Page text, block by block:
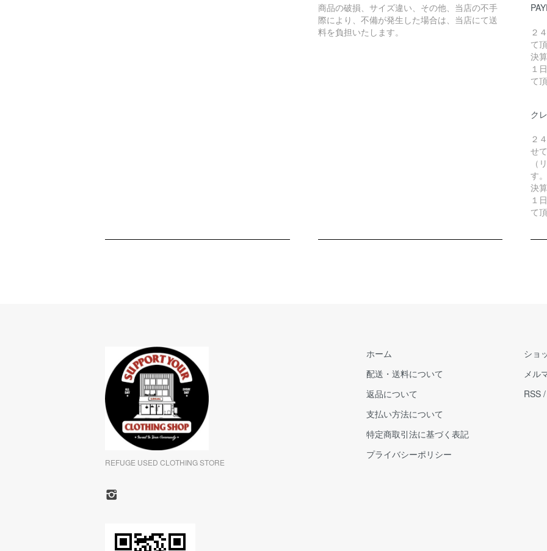
商品の破損、サイズ違い、その他、当店の不手
際により、不備が発生した場合は、当店にて送
料を負担いたします。
２
て
決
１
て
ク
２
せ
（
す。
決
１
て
REFUGE USED CLOTHING STORE
ホーム
配送・送料について
返品について
支払い方法について
特定商取引法に基づく表記
プライバシーポリシー
ショ
メル
RSS /